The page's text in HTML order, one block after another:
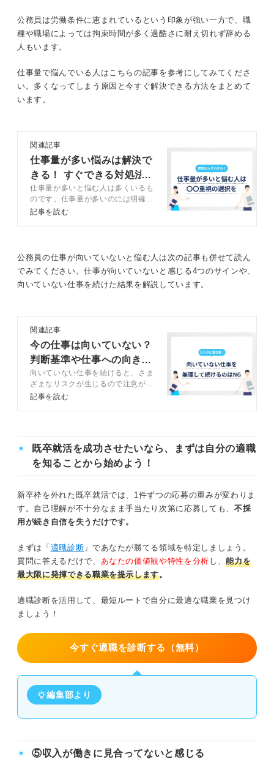
公務員は労働条件に恵まれているという印象が強い一方で、職
種や職場によっては拘束時間が多く過酷さに耐え切れず辞める
人もいます。
仕事量で悩んでいる人はこちらの記事を参考にしてみてくださ
い。多くなってしまう原因と今すぐ解決できる方法をまとめて
います。
関連記事
仕事量が多い悩みは解決で
きる！ すぐできる対処法3
選をプロが解説
仕事量が多いと悩む人は多くいるも
のです。仕事量が多いのには明確な
原因があり、解決方法は存在しま
ついて解説します。
記事を読む
公務員の仕事が向いていないと悩む人は次の記事も併せて読ん
でみてください。仕事が向いていないと感じる4つのサインや、
向いていない仕事を続けた結果を解説しています。
関連記事
今の仕事は向いていない？
判断基準や仕事への向き合
い方を解説
向いていない仕事を続けると、さま
ざまなリスクが生じるので注意が必
要です。しかし、「今の仕事に向い
向いていない」と感じたときの対処
法について、キャリアコンサルタン
トのアドバイスを交えつつ解説しま
記事を読む
既卒就活を成功させたいなら、まずは自分の適職
を知ることから始めよう！
新卒枠を外れた既卒就活では、1件ずつの応募の重みが変わりま
す。自己理解が不十分なまま手当たり次第に応募しても、 不採
用が続き自信を失うだけです。
まずは「 適職診断 」であなたが勝てる領域を特定しましょう。
質問に答えるだけで、 あなたの価値観や特性を分析 し、能力を
最大限に発揮できる職業を提示します。
適職診断を活用して、最短ルートで自分に最適な職業を見つけ
ましょう！
今すぐ適職を診断する（無料）
編集部より
⑤収入が働きに見合ってないと感じる